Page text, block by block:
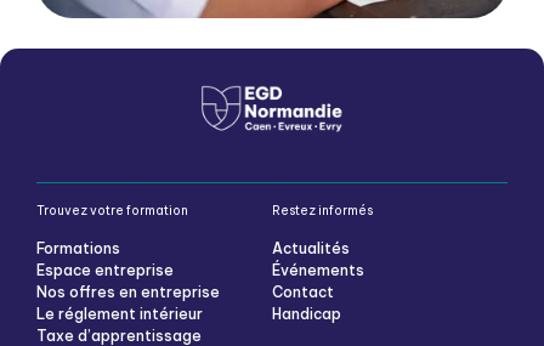
Trouvez votre formation
Formations
Espace entreprise
Nos offres en entreprise
Le réglement intérieur
Taxe d’apprentissage
Restez informés
Actualités
Événements
Contact
Handicap